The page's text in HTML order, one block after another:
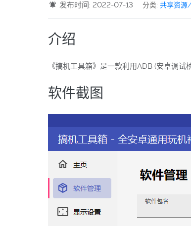
发布时间: 2022-07-13 分类:共享资源
介绍
《搞机工具箱》是一款利用ADB (安卓调试
软件截图